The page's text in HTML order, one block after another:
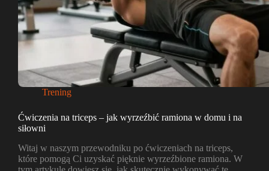
Trening
Ćwiczenia na triceps – jak wyrzeźbić ramiona w domu i na
siłowni
Witaj w naszym przewodniku po ćwiczeniach na triceps,
które pomogą Ci uzyskać pięknie wyrzeźbione ramiona. W